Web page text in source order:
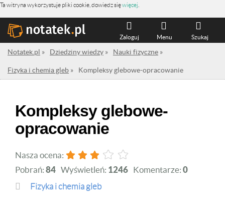
Ta witryna wykorzystuje pliki cookie, dowiedz sięwięcej
Szukaj
Menu
Zaloguj
Notatek.pl » Dziedziny wiedzy » Nauki fizyczne »
Fizyka i chemia gleb » Kompleksy glebowe-opracowanie
Kompleksy glebowe-
opracowanie
Nasza ocena:
Pobrań: 84 Wyświetleń: 1246 Komentarze: 0
Fizyka i chemia gleb